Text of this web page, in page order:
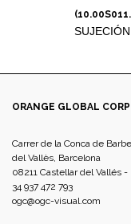
ORANGE GLOBAL
Carrer de la Conca de
del Vallès, Barcelona
08211 Castellar del Vallés -
34 937 472 793
ogc@ogc-visual.com